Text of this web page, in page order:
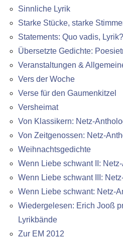
Sinnliche Lyrik
Starke Stücke, starke
Statements: Quo vadis, Lyrik?
Übersetzte Gedichte:
Veranstaltungen &
Vers der Woche
Verse für den Gaumenkitzel
Versheimat
Von Klassikern: Netz-
Von Zeitgenossen: Netz-
Weihnachtsgedichte
Wenn Liebe schwant II:
Wenn Liebe schwant III:
Wenn Liebe schwant: Netz-
Wiedergelesen: Erich Jooß
Lyrikbände
Zur EM 2012